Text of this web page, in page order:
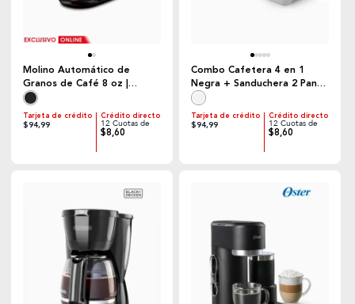
Molino Automático de
Granos de Café 8 oz |
Brentwood
Tarjeta de crédito
$94,99
Crédito directo
12 Cuotas de
$8,60
Combo Cafetera 4 en 1
Negra + Sanduchera 2 Panes
Blanco | Black+Decker
Tarjeta de crédito
$94,99
Crédito directo
12 Cuotas de
$8,60